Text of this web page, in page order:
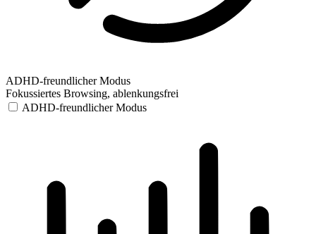
ADHD-freundlicher Modus
Fokussiertes Browsing, ablenkungsfrei
ADHD-freundlicher Modus